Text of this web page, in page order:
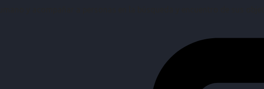
y acompañar a personas en la búsqueda y encuentro de sus